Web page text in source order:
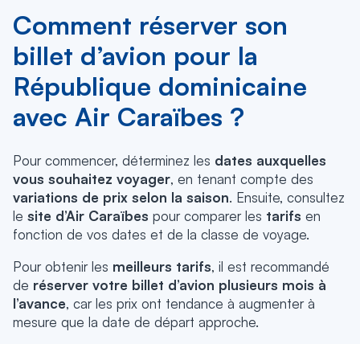
Comment réserver son
billet d’avion pour la
République dominicaine
avec Air Caraïbes ?
Pour commencer, déterminez les dates auxquelles
vous souhaitez voyager, en tenant compte des
variations de prix selon la saison. Ensuite, consultez
le site d’Air Caraïbes pour comparer les tarifs en
fonction de vos dates et de la classe de voyage.
Pour obtenir les meilleurs tarifs, il est recommandé
de réserver votre billet d’avion plusieurs mois à
l’avance, car les prix ont tendance à augmenter à
mesure que la date de départ approche.